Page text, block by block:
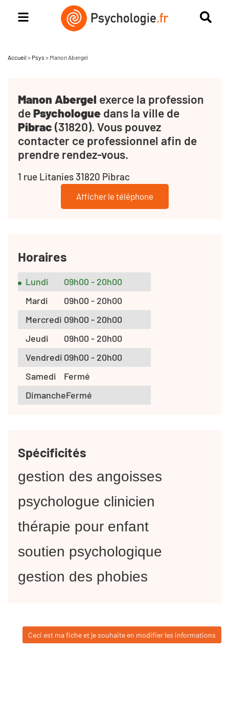
Accueil > Psys > Manon Abergel
Manon Abergel exerce la profession
dePsychologue dans la ville de
Pibrac (31820). Vous pouvez
contacter ce professionnel afin de
prendre rendez-vous.
1 rue Litanies 31820 Pibrac
Afficher le téléphone
Horaires
Lundi
09h00 - 20h00
Mardi
09h00 - 20h00
Mercredi 09h00 - 20h00
Jeudi
09h00 - 20h00
Vendredi 09h00 - 20h00
Samedi
Fermé
DimancheFermé
Spécificités
gestion des angoisses
psychologue clinicien
thérapie pour enfant
soutien psychologique
gestion des phobies
Ceci est ma fiche et je souhaite en modifier les informations